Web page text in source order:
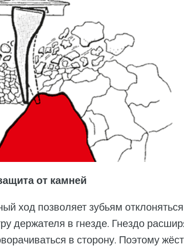
от камней
ход позволяет зубьям
держателя в гнезде. Гнездо
в сторону. Поэтому